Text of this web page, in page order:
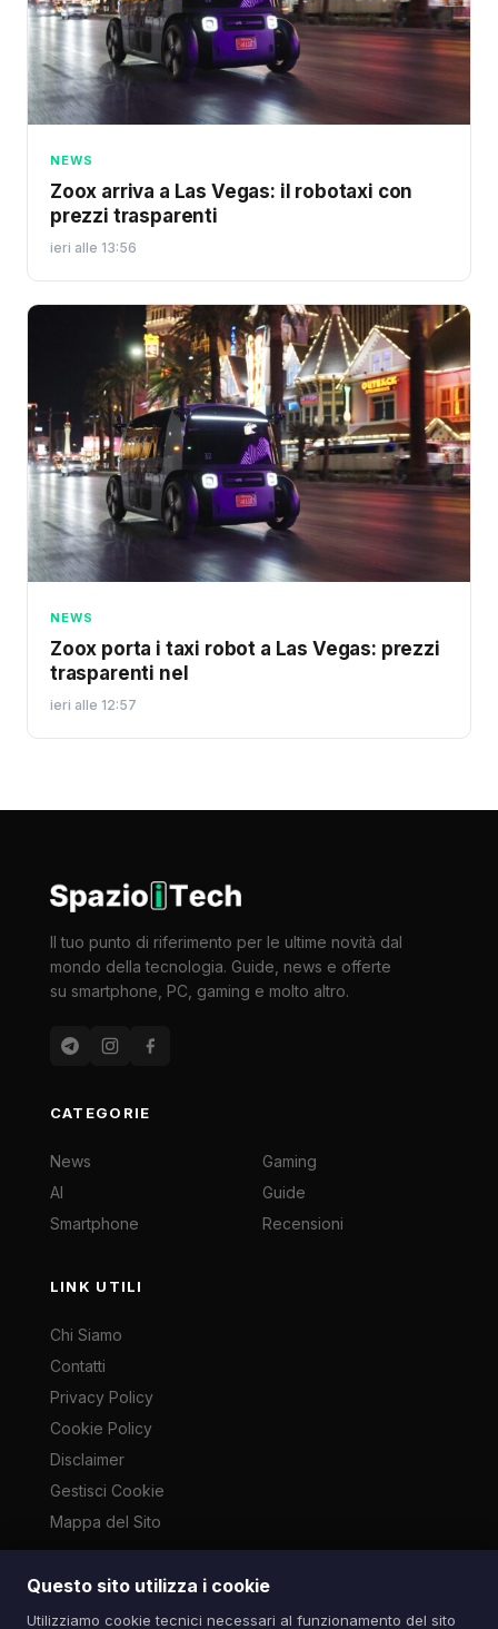
Questo sito utilizza i cookie
Utilizziamo cookie tecnici necessari al funzionamento del sito
NEWS
Zoox arriva a Las Vegas: il robotaxi con
prezzi trasparenti
ieri alle 13:56
NEWS
Zoox porta i taxi robot a Las Vegas: prezzi
trasparenti nel
ieri alle 12:57
Il tuo punto di riferimento per le ultime novità dal
mondo della tecnologia. Guide, news e offerte
su smartphone, PC, gaming e molto altro.
CATEGORIE
News
AI
Smartphone
Gaming
Guide
Recensioni
LINK UTILI
Chi Siamo
Contatti
Privacy Policy
Cookie Policy
Disclaimer
Gestisci Cookie
Mappa del Sito
Le immagini presenti su questo sito sono di proprietà dei